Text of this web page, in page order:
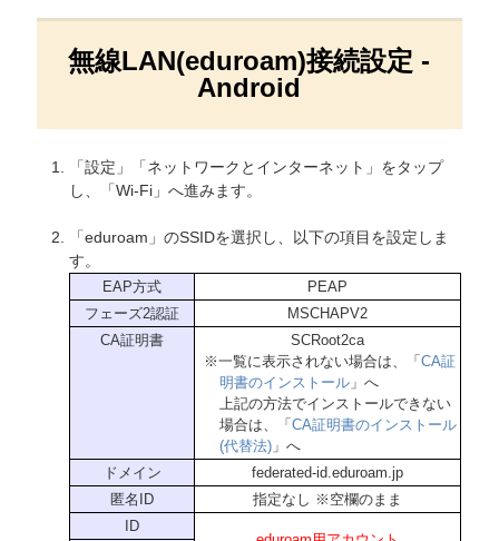
無線LAN(eduroam)接続設定 -
Android
「設定」「ネットワークとインターネット」をタップ
し、「Wi-Fi」へ進みます。
「eduroam」のSSIDを選択し、以下の項目を設定しま
す。
EAP方式
PEAP
フェーズ2認証
MSCHAPV2
CA証明書
SCRoot2ca
※一覧に表示されない場合は、「CA証
明書のインストール 」へ
上記の方法でインストールできない
場合は、「CA証明書のインストール
(代替法) 」へ
ドメイン
federated-id.eduroam.jp
匿名ID
指定なし ※空欄のまま
ID